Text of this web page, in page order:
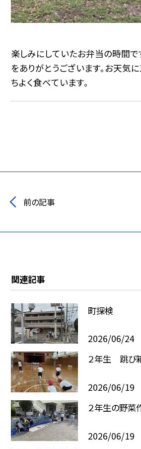
楽しみにしていたお弁当の時間で
をありがとうございます。お天気
ちよく食べています。
前の記事
関連記事
町探検
2026/06/24
２年生 跳び
2026/06/19
２年生の野菜
2026/06/19